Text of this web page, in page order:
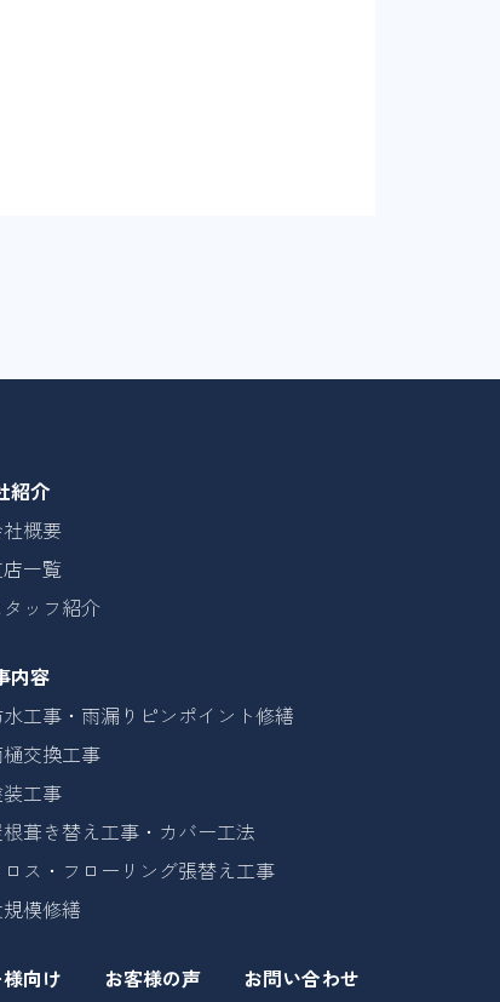
紹介
概要
一覧
タッフ紹介
内容
水工事・雨漏りピンポイント修繕
交換工事
工事
葺き替え工事・カバー工法
ロス・フローリング張替え工事
模修繕
向け お客様の声 お問い合わせ